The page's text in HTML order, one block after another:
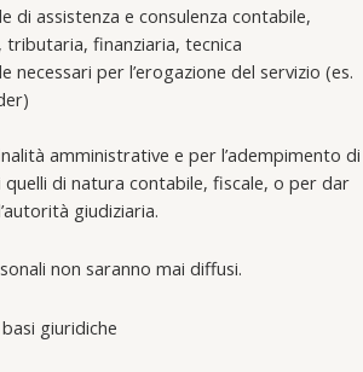
di assistenza e consulenza contabile,
finanziaria, tecnica
necessari per l’erogazione del servizio (es.
amministrative e per l’adempimento di
di natura contabile, fiscale, o per dar
giudiziaria.
non saranno mai diffusi.
giuridiche